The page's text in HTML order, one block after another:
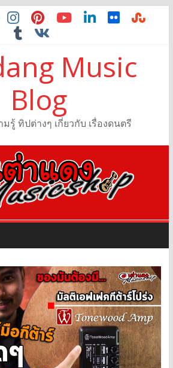
Music
Blog
รู้ ทิปต่างๆ เกี่ยวกับ เรื่องดนตรี